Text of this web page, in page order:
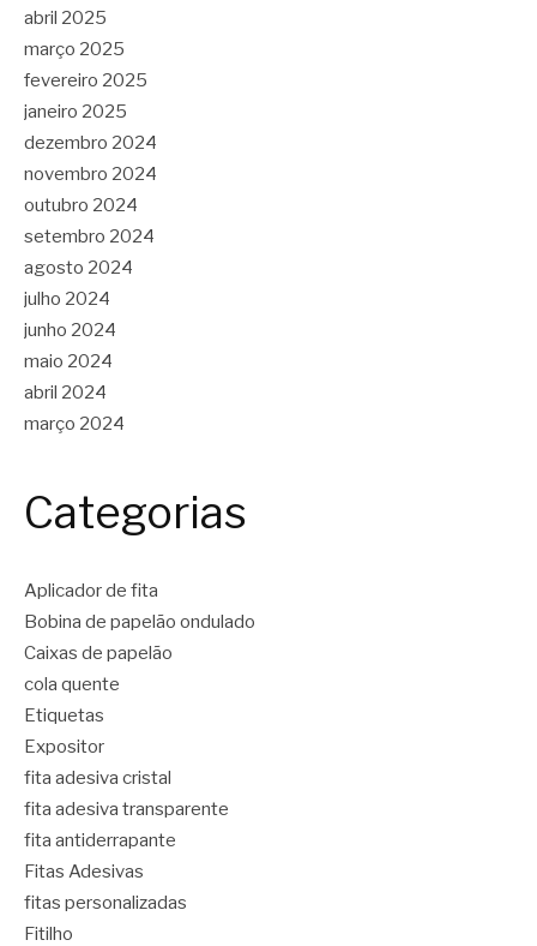
abril 2025
março 2025
fevereiro 2025
janeiro 2025
dezembro 2024
novembro 2024
outubro 2024
setembro 2024
agosto 2024
julho 2024
junho 2024
maio 2024
abril 2024
março 2024
Categorias
Aplicador de fita
Bobina de papelão ondulado
Caixas de papelão
cola quente
Etiquetas
Expositor
fita adesiva cristal
fita adesiva transparente
fita antiderrapante
Fitas Adesivas
fitas personalizadas
Fitilho